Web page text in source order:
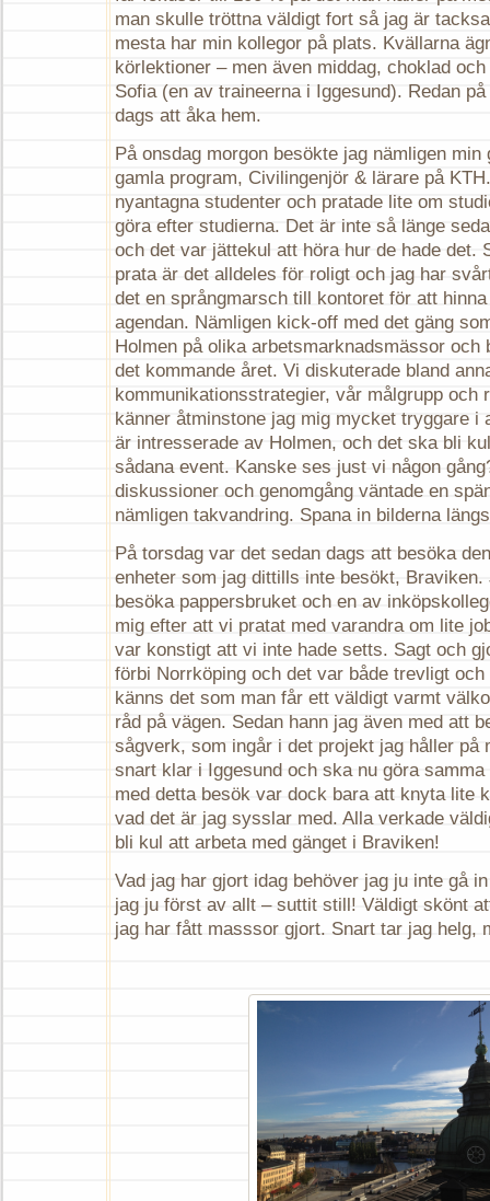
man skulle tröttna väldigt fort så jag är
mesta har min kollegor på plats. Kvällarna
körlektioner – men även middag, choklad
Sofia (en av traineerna i Iggesund). Redan
dags att åka hem.
På onsdag morgon besökte jag nämligen
gamla program, Civilingenjör & lärare på
nyantagna studenter och pratade lite om
göra efter studierna. Det är inte så länge
och det var jättekul att höra hur de hade det.
prata är det alldeles för roligt och jag har
det en språngmarsch till kontoret för att
agendan. Nämligen kick-off med det gäng
Holmen på olika arbetsmarknadsmässor och
det kommande året. Vi diskuterade bland
kommunikationsstrategier, vår målgrupp och
känner åtminstone jag mig mycket tryggare i
är intresserade av Holmen, och det ska bli
sådana event. Kanske ses just vi någon
diskussioner och genomgång väntade en
nämligen takvandring. Spana in bilderna
På torsdag var det sedan dags att besöka
enheter som jag dittills inte besökt, Braviken.
besöka pappersbruket och en av
mig efter att vi pratat med varandra om lite
var konstigt att vi inte hade setts. Sagt och
förbi Norrköping och det var både trevligt
känns det som man får ett väldigt varmt
råd på vägen. Sedan hann jag även med att
sågverk, som ingår i det projekt jag håller på
snart klar i Iggesund och ska nu göra
med detta besök var dock bara att knyta lite
vad det är jag sysslar med. Alla verkade
bli kul att arbeta med gänget i Braviken!
Vad jag har gjort idag behöver jag ju inte gå
jag ju först av allt – suttit still! Väldigt skönt
jag har fått masssor gjort. Snart tar jag helg,